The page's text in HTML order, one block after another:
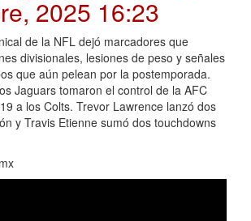
2025 16:23
de la NFL dejó marcadores que
divisionales, lesiones de peso y señales
que aún pelean por la postemporada.
Jaguars tomaron el control de la AFC
a los Colts. Trevor Lawrence lanzó dos
y Travis Etienne sumó dos touchdowns